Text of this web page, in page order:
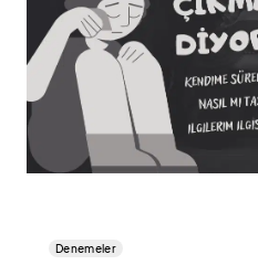
Denemeler